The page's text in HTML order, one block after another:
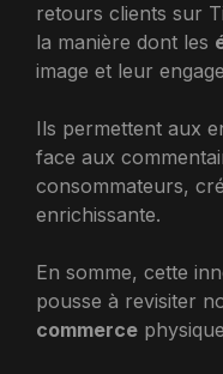
retours clients sur
la manière dont les
image et leur
Ils permettent aux
face aux
consommateurs,
enrichissante.
En somme, cette
pousse à revisiter
commerce